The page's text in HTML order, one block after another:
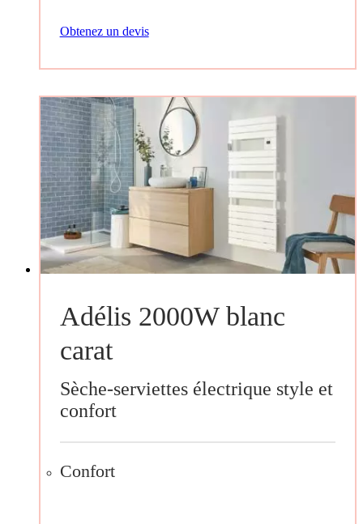
Obtenez un devis
Adélis 2000W blanc
carat
Sèche-serviettes électrique style et
confort
Confort